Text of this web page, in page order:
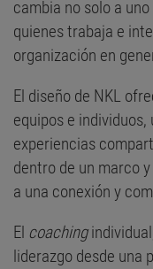
cambia no solo a
quienes trabaja e
organización en
El diseño de NKL
equipos e
experiencias
dentro de un marco
a una conexión y
El coaching
liderazgo desde una